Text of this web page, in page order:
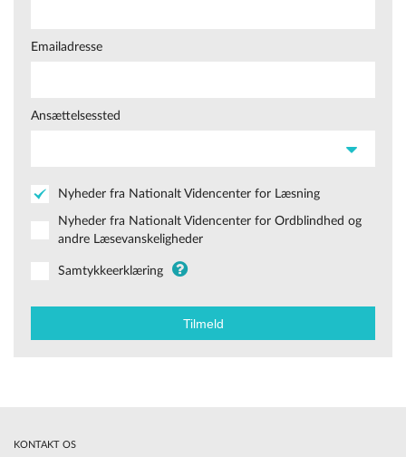
Emailadresse
Ansættelsessted
Nyheder fra Nationalt Videncenter for Læsning
Nyheder fra Nationalt Videncenter for Ordblindhed og
andre Læsevanskeligheder
Samtykkeerklæring
KONTAKT OS